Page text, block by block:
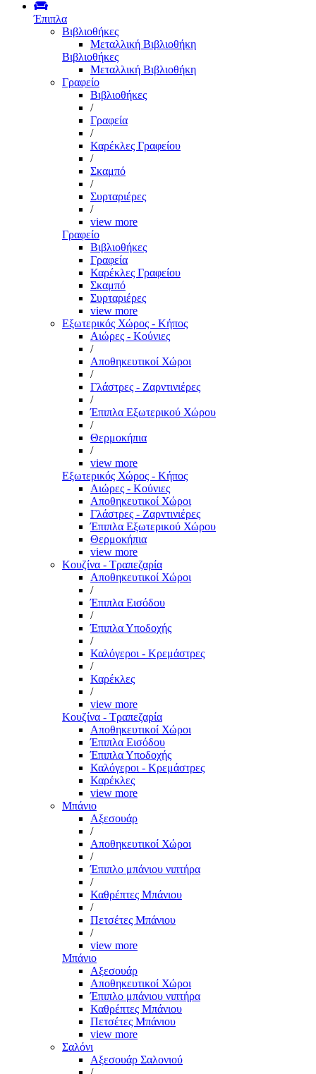
Έπιπλα
Βιβλιοθήκες
Μεταλλική Βιβλιοθήκη
Βιβλιοθήκες
Μεταλλική Βιβλιοθήκη
Γραφείο
Βιβλιοθήκες
/
Γραφεία
/
Καρέκλες Γραφείου
/
Σκαμπό
/
Συρταριέρες
/
view more
Γραφείο
Βιβλιοθήκες
Γραφεία
Καρέκλες Γραφείου
Σκαμπό
Συρταριέρες
view more
Εξωτερικός Χώρος - Κήπος
Αιώρες - Κούνιες
/
Αποθηκευτικοί Χώροι
/
Γλάστρες - Ζαρντινιέρες
/
Έπιπλα Εξωτερικού Χώρου
/
Θερμοκήπια
/
view more
Εξωτερικός Χώρος - Κήπος
Αιώρες - Κούνιες
Αποθηκευτικοί Χώροι
Γλάστρες - Ζαρντινιέρες
Έπιπλα Εξωτερικού Χώρου
Θερμοκήπια
view more
Κουζίνα - Τραπεζαρία
Αποθηκευτικοί Χώροι
/
Έπιπλα Εισόδου
/
Έπιπλα Υποδοχής
/
Καλόγεροι - Κρεμάστρες
/
Καρέκλες
/
view more
Κουζίνα - Τραπεζαρία
Αποθηκευτικοί Χώροι
Έπιπλα Εισόδου
Έπιπλα Υποδοχής
Καλόγεροι - Κρεμάστρες
Καρέκλες
view more
Μπάνιο
Αξεσουάρ
/
Αποθηκευτικοί Χώροι
/
Έπιπλο μπάνιου νιπτήρα
/
Καθρέπτες Μπάνιου
/
Πετσέτες Μπάνιου
/
view more
Μπάνιο
Αξεσουάρ
Αποθηκευτικοί Χώροι
Έπιπλο μπάνιου νιπτήρα
Καθρέπτες Μπάνιου
Πετσέτες Μπάνιου
view more
Σαλόνι
Αξεσουάρ Σαλονιού